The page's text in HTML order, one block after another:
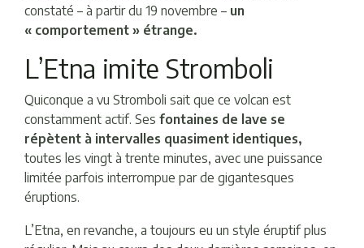
constaté – à partir du 19 novembre – un
« comportement » étrange.
L’Etna imite Stromboli
Quiconque a vu Stromboli sait que ce volcan est
constamment actif. Ses fontaines de lave se
répètent à intervalles quasiment identiques,
toutes les vingt à trente minutes, avec une puissance
limitée parfois interrompue par de gigantesques
éruptions.
L’Etna, en revanche, a toujours eu un style éruptif plus